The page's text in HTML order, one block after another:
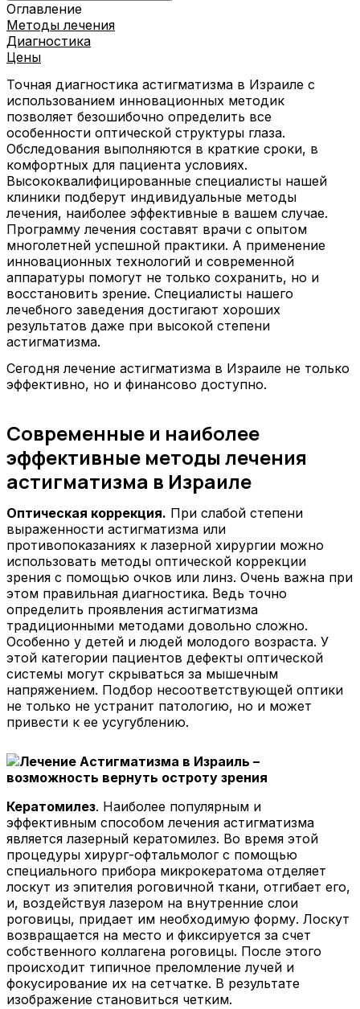
Оглавление
Методы лечения
Диагностика
Цены
Точная диагностика астигматизма в Израиле с
использованием инновационных методик
позволяет безошибочно определить все
особенности оптической структуры глаза.
Обследования выполняются в краткие сроки, в
комфортных для пациента условиях.
Высококвалифицированные специалисты нашей
клиники подберут индивидуальные методы
лечения, наиболее эффективные в вашем случае.
Программу лечения составят врачи с опытом
многолетней успешной практики. А применение
инновационных технологий и современной
аппаратуры помогут не только сохранить, но и
восстановить зрение. Специалисты нашего
лечебного заведения достигают хороших
результатов даже при высокой степени
астигматизма.
Сегодня лечение астигматизма в Израиле не только
эффективно, но и финансово доступно.
Современные и наиболее
эффективные методы лечения
астигматизма в Израиле
Оптическая коррекция. При слабой степени
выраженности астигматизма или
противопоказаниях к лазерной хирургии можно
использовать методы оптической коррекции
зрения с помощью очков или линз. Очень важна при
этом правильная диагностика. Ведь точно
определить проявления астигматизма
традиционными методами довольно сложно.
Особенно у детей и людей молодого возраста. У
этой категории пациентов дефекты оптической
системы могут скрываться за мышечным
напряжением. Подбор несоответствующей оптики
не только не устранит патологию, но и может
привести к ее усугублению.
Кератомилез. Наиболее популярным и
эффективным способом лечения астигматизма
является лазерный кератомилез. Во время этой
процедуры хирург-офтальмолог с помощью
специального прибора микрокератома отделяет
лоскут из эпителия роговичной ткани, отгибает его,
и, воздействуя лазером на внутренние слои
роговицы, придает им необходимую форму. Лоскут
возвращается на место и фиксируется за счет
собственного коллагена роговицы. После этого
происходит типичное преломление лучей и
фокусирование их на сетчатке. В результате
изображение становиться четким.